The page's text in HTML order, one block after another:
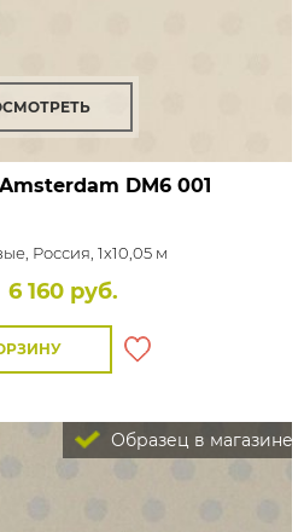
DM6 001
Россия, 1x10,05 м
6 160 руб.
Образец в магазине